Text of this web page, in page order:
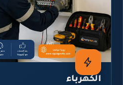
الكهرباء